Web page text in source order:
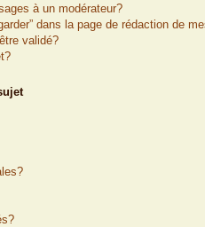
à un modérateur?
dans la page de rédaction de
validé?